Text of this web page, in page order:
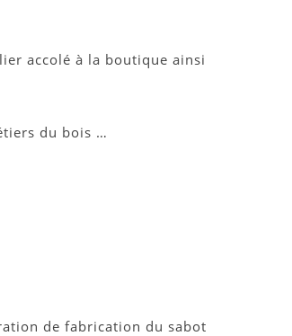
accolé à la boutique ainsi
du bois …
de fabrication du sabot